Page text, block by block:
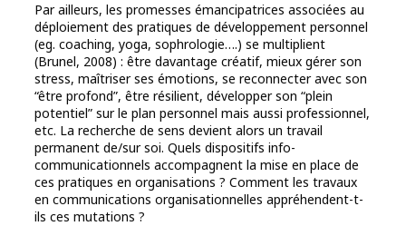
Par ailleurs, les promesses émancipatrices associées au
déploiement des pratiques de développement personnel
(eg. coaching, yoga, sophrologie….) se multiplient
(Brunel, 2008) : être davantage créatif, mieux gérer son
stress, maîtriser ses émotions, se reconnecter avec son
“être profond”, être résilient, développer son “plein
potentiel” sur le plan personnel mais aussi professionnel,
etc. La recherche de sens devient alors un travail
permanent de/sur soi. Quels dispositifs info-
communicationnels accompagnent la mise en place de
ces pratiques en organisations ? Comment les travaux
en communications organisationnelles appréhendent-t-
ils ces mutations ?